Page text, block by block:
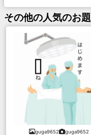
その他の人気のお題
guga9652 guga9652